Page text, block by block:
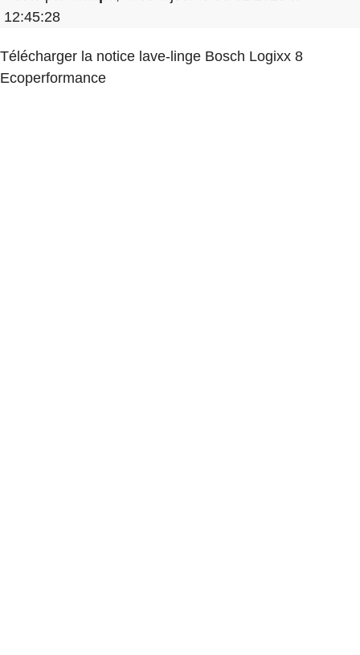
12:45:28
Télécharger la notice lave-linge Bosch Logixx 8
Ecoperformance